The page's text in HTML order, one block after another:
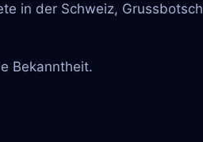
in der Schweiz,
Bekanntheit.